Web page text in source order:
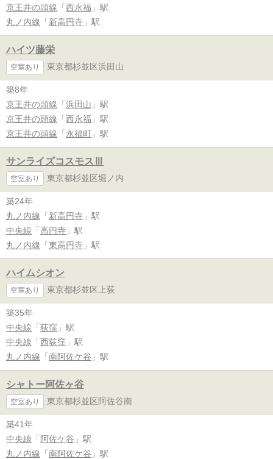
京王井の頭線 「 西永福 」駅
丸ノ内線 「 新高円寺 」駅
ハイツ藤栄
空室あり 東京都杉並区浜田山
築8年
京王井の頭線 「 浜田山 」駅
京王井の頭線 「 西永福 」駅
京王井の頭線 「 永福町 」駅
サンライズコスモスⅢ
空室あり 東京都杉並区堀ノ内
築24年
丸ノ内線 「 新高円寺 」駅
中央線 「 高円寺 」駅
丸ノ内線 「 東高円寺 」駅
ハイムシオン
空室あり 東京都杉並区上荻
築35年
中央線 「 荻窪 」駅
中央線 「 西荻窪 」駅
丸ノ内線 「 南阿佐ケ谷 」駅
シャトー阿佐ヶ谷
空室あり 東京都杉並区阿佐谷南
築41年
中央線 「 阿佐ケ谷 」駅
丸ノ内線 「 南阿佐ケ谷 」駅